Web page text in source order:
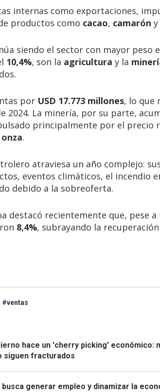
internas como exportaciones,
productos como cacao, camarón y
siendo el sector con mayor peso
10,4%, son la agricultura y la
por USD 17.773 millones, lo que
2024. La minería, por su parte,
principalmente por el precio
.
atraviesa un año complejo:
eventos climáticos, el incendio
debido a la sobreoferta.
destacó recientemente que, pese
8,4%, subrayando la
ventas
hace un 'cherry picking'
siguen fracturados
generar empleo y dinamizar la